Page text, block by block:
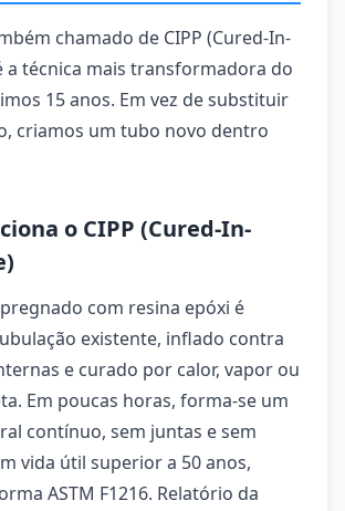
chamado de CIPP (Cured-In-
a técnica mais transformadora do
15 anos. Em vez de substituir
criamos um tubo novo dentro
o CIPP (Cured-In-
com resina epóxi é
existente, inflado contra
e curado por calor, vapor ou
Em poucas horas, forma-se um
contínuo, sem juntas e sem
vida útil superior a 50 anos,
ASTM F1216. Relatório da